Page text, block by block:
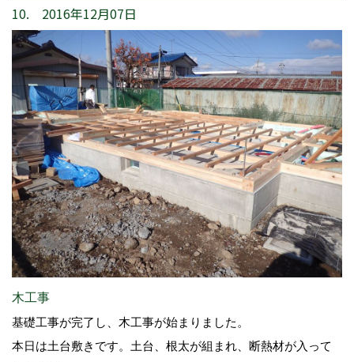
10. 2016年12月07日
木工事
基礎工事が完了し、木工事が始まりました。
本日は土台敷きです。土台、根太が組まれ、断熱材が入って